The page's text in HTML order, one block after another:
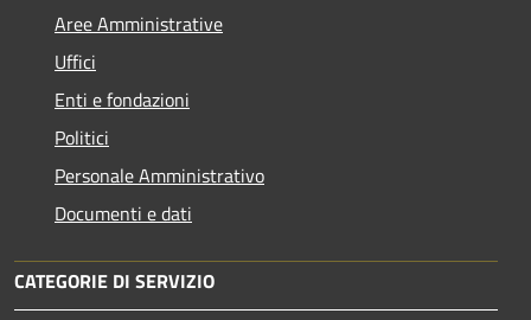
Aree Amministrative
Uffici
Enti e fondazioni
Politici
Personale Amministrativo
Documenti e dati
CATEGORIE DI SERVIZIO